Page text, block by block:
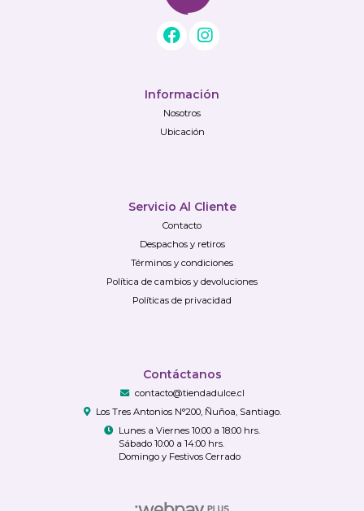
Información
Nosotros
Ubicación
Servicio Al Cliente
Contacto
Despachos y retiros
Términos y condiciones
Política de cambios y devoluciones
Políticas de privacidad
Contáctanos
contacto@tiendadulce.cl
Los Tres Antonios N°200, Ñuñoa, Santiago.
Lunes a Viernes 10:00 a 18:00 hrs.
Sábado 10:00 a 14:00 hrs.
Domingo y Festivos Cerrado